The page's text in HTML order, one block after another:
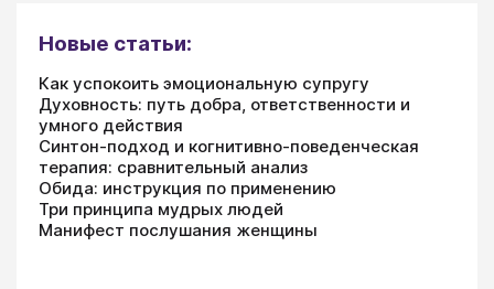
Новые статьи:
Как успокоить эмоциональную супругу
Духовность: путь добра, ответственности и
умного действия
Синтон-подход и когнитивно-поведенческая
терапия: сравнительный анализ
Обида: инструкция по применению
Три принципа мудрых людей
Манифест послушания женщины